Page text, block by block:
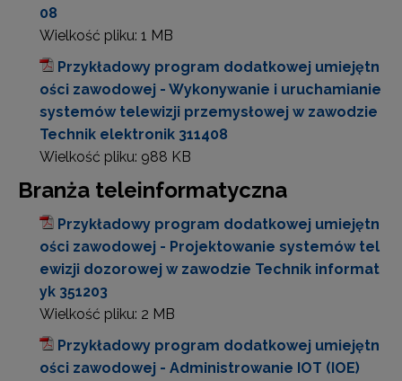
08
Wielkość pliku: 1 MB
Przykładowy program dodatkowej umiejętn
ości zawodowej - Wykonywanie i uruchamianie
systemów telewizji przemysłowej w zawodzie
Technik elektronik 311408
Wielkość pliku: 988 KB
Branża teleinformatyczna
Przykładowy program dodatkowej umiejętn
ości zawodowej - Projektowanie systemów tel
ewizji dozorowej w zawodzie Technik informat
yk 351203
Wielkość pliku: 2 MB
Przykładowy program dodatkowej umiejętn
ości zawodowej - Administrowanie IOT (IOE)